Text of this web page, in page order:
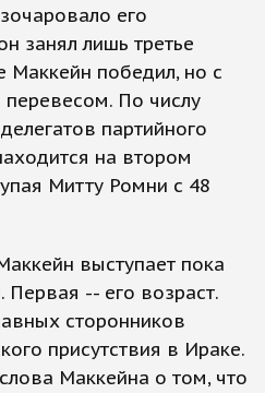
его
занял лишь третье
победил, но с
По числу
партийного
на втором
Митту Ромни с 48
выступает пока
Первая -- его возраст.
сторонников
присутствия в Ираке.
Маккейна о том, что